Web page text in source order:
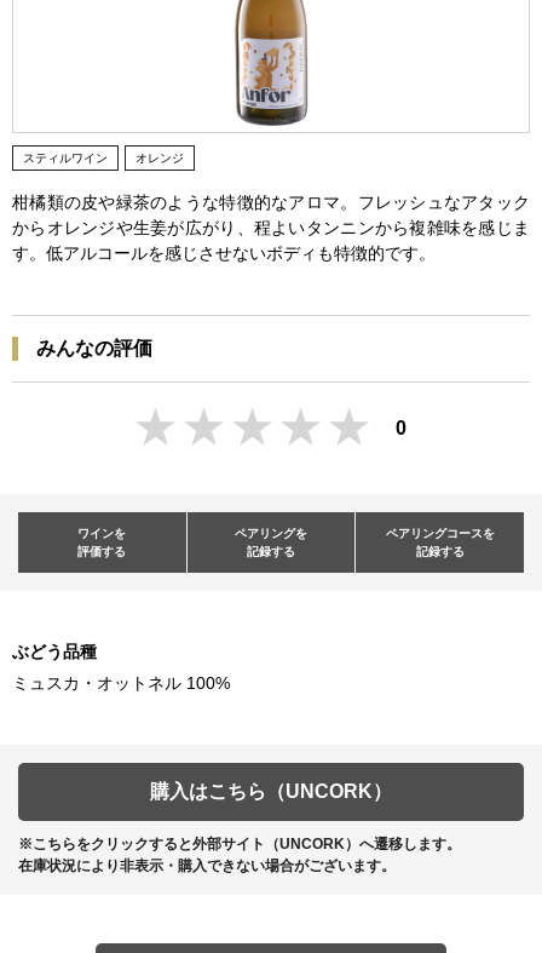
スティルワイン オレンジ
柑橘類の皮や緑茶のような特徴的なアロマ。フレッシュなアタック
からオレンジや生姜が広がり、程よいタンニンから複雑味を感じま
す。低アルコールを感じさせないボディも特徴的です。
みんなの評価
0
ワインを
評価する
ペアリングを
記録する
ペアリングコースを
記録する
ぶどう品種
ミュスカ・オットネル 100%
購入はこちら（UNCORK）
※こちらをクリックすると外部サイト（UNCORK）へ遷移します。
在庫状況により非表示・購入できない場合がございます。